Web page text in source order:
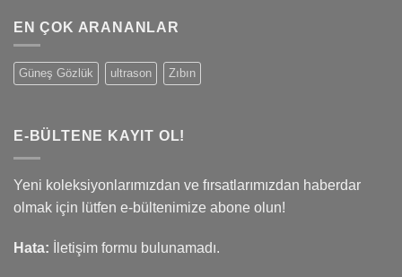
EN ÇOK ARANANLAR
Güneş Gözlük ultrason Zıbın
E-BÜLTENE KAYIT OL!
Yeni koleksiyonlarımızdan ve fırsatlarımızdan haberdar
olmak için lütfen e-bültenimize abone olun!
Hata: İletişim formu bulunamadı.